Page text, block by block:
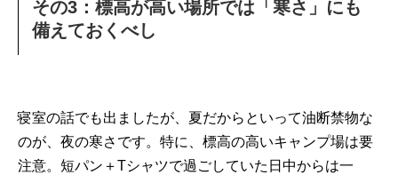
その3：標高が高い場所では「寒さ」にも
備えておくべし
寝室の話でも出ましたが、夏だからといって油断禁物な
のが、夜の寒さです。特に、標高の高いキャンプ場は要
注意。短パン＋Tシャツで過ごしていた日中からは一